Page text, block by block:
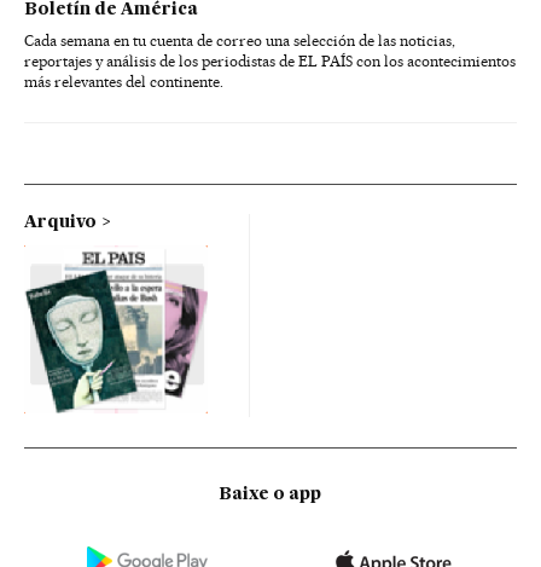
Boletín de América
Cada semana en tu cuenta de correo una selección de las noticias,
reportajes y análisis de los periodistas de EL PAÍS con los acontecimientos
más relevantes del continente.
Arquivo
Baixe o app